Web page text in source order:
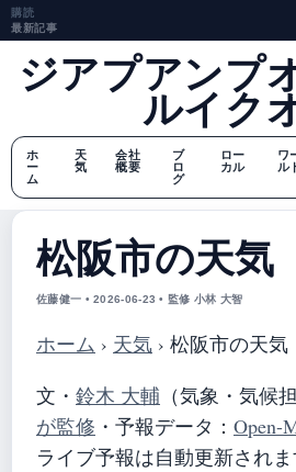
購読
最新記事
ジアプアンプ
ルイク
ホ
ー
ム
天
気
会社
概要
ブ
ロ
グ
ロー
カル
ワ
ル
松阪市の天気
佐藤健一 • 2026-06-23 • 監修 小林 大智
ホーム › 天気 › 松阪市の天気
文・ 鈴木 大輔 （気象・気候
が監修 ・ 予報データ： Open-
ライブ予報は自動更新されま